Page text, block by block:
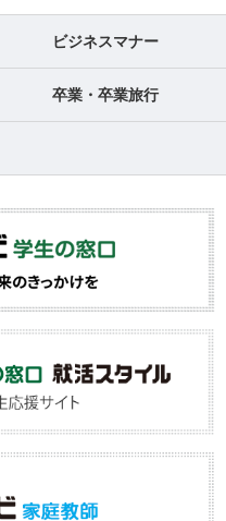
ビジネスマナー
卒業・卒業旅行